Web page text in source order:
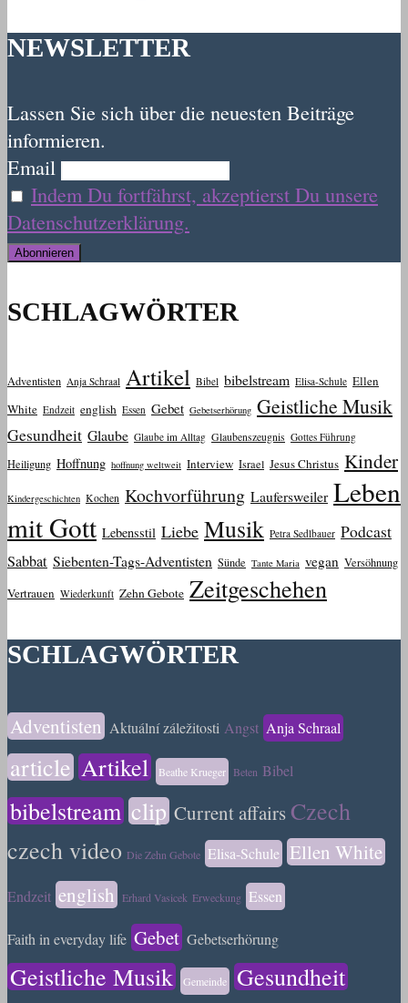
NEWSLETTER
Lassen Sie sich über die neuesten Beiträge
informieren.
Email
Indem Du fortfährst, akzeptierst Du unsere
Datenschutzerklärung.
SCHLAGWÖRTER
Adventisten Anja Schraal Artikel Bibel bibelstream Elisa-Schule Ellen
White Endzeit english Essen Gebet Gebetserhörung Geistliche Musik
Gesundheit Glaube Glaube im Alltag Glaubenszeugnis Gottes Führung
Heiligung Hoffnung hoffnung weltweit Interview Israel Jesus Christus Kinder
Kindergeschichten Kochen Kochvorführung Laufersweiler Leben
mit Gott Lebensstil Liebe Musik Petra Sedlbauer Podcast
Sabbat Siebenten-Tags-Adventisten Sünde Tante Maria vegan Versöhnung
Vertrauen Wiederkunft Zehn Gebote Zeitgeschehen
SCHLAGWÖRTER
Adventisten Aktuální záležitosti Angst Anja Schraal
article Artikel Beathe Krueger Beten Bibel
bibelstream clip Current affairs Czech
czech video Die Zehn Gebote Elisa-Schule Ellen White
Endzeit english Erhard Vasicek Erweckung Essen
Faith in everyday life Gebet Gebetserhörung
Geistliche Musik Gemeinde
Gesundheit